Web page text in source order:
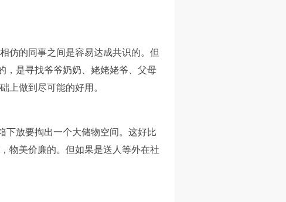
仿的同事之间是容易达成共识的。但
，是寻找爷爷奶奶、姥姥姥爷、父母
上做到尽可能的好用。
下放要掏出一个大储物空间。这好比
物美价廉的。但如果是送人等外在社